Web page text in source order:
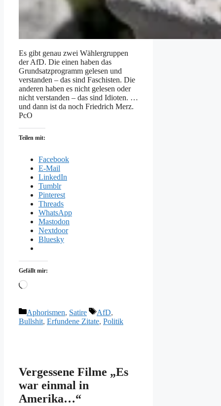
Es gibt genau zwei Wählergruppen
der AfD. Die einen haben das
Grundsatzprogramm gelesen und
verstanden – das sind Faschisten. Die
anderen haben es nicht gelesen oder
nicht verstanden – das sind Idioten. …
und dann ist da noch Friedrich Merz.
PcO
Teilen mit:
Facebook
E-Mail
LinkedIn
Tumblr
Pinterest
Threads
WhatsApp
Mastodon
Nextdoor
Bluesky
Gefällt mir:
Wird
Kategorien
Aphorismen, Satire Schlagwörter
AfD,
Bullshit, Erfundene Zitate, Politik
Vergessene Filme „Es
war einmal in
Amerika…“